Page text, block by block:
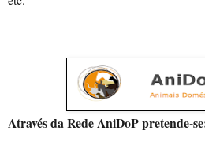
Através da Rede AniDoP pretende-